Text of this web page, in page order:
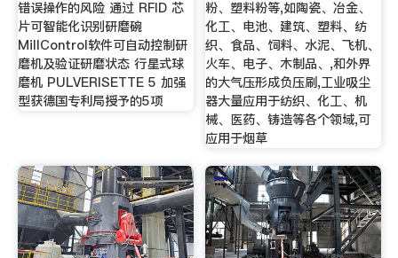
错误操作的风险 通过 RFID 芯
片可智能化识别研磨碗
MillControl软件可自动控制研
磨机及验证研磨状态 行星式球
磨机 PULVERISETTE 5 加强
型获德国专利局授予的5项
粉、塑料粉等,如陶瓷、冶金、
化工、电池、建筑、塑料、纺
织、食品、饲料、水泥、飞机、
火车、电子、木制品、,和外界
的大气压形成负压刷,工业吸尘
器大量应用于纺织、化工、机
械、医药、铸造等各个领域,可
应用于烟草